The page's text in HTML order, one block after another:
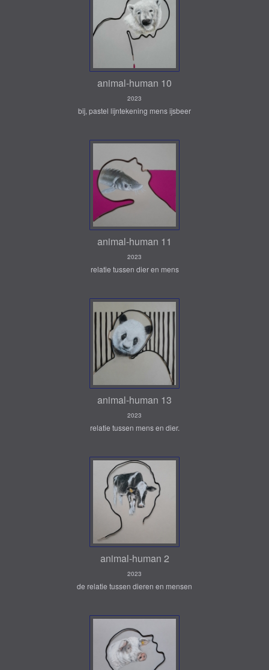
animal-human 10
2023
bij, pastel lijntekening mens ijsbeer
animal-human 11
2023
relatie tussen dier en mens
animal-human 13
2023
relatie tussen mens en dier.
animal-human 2
2023
de relatie tussen dieren en mensen